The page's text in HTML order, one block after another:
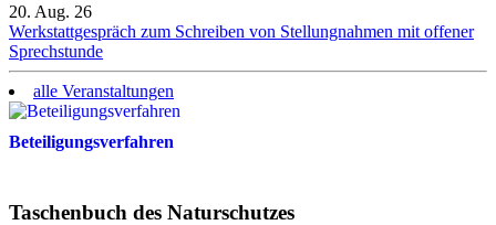
20. Aug. 26
Werkstattgespräch zum Schreiben von Stellungnahmen mit offener
Sprechstunde
alle Veranstaltungen
Beteiligungsverfahren
Taschenbuch des Naturschutzes